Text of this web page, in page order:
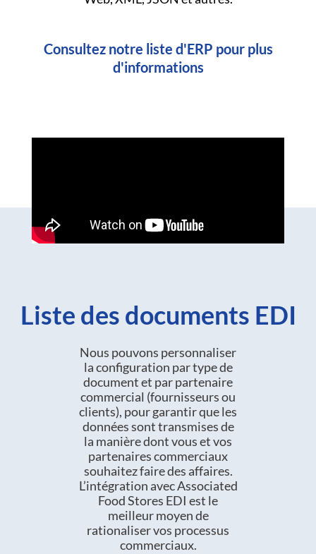
Consultez notre liste d'ERP pour plus
d'informations
Liste des documents EDI
Nous pouvons personnaliser
la configuration par type de
document et par partenaire
commercial (fournisseurs ou
clients), pour garantir que les
données sont transmises de
la manière dont vous et vos
partenaires commerciaux
souhaitez faire des affaires.
L’intégration avec Associated
Food Stores EDI est le
meilleur moyen de
rationaliser vos processus
commerciaux.